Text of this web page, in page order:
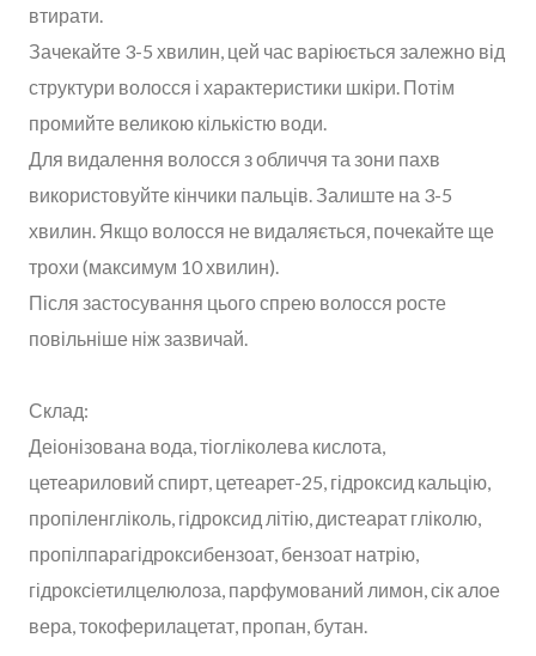
втирати.
Зачекайте 3-5 хвилин, цей час варіюється залежно від
структури волосся і характеристики шкіри. Потім
промийте великою кількістю води.
Для видалення волосся з обличчя та зони пахв
використовуйте кінчики пальців. Залиште на 3-5
хвилин. Якщо волосся не видаляється, почекайте ще
трохи (максимум 10 хвилин).
Після застосування цього спрею волосся росте
повільніше ніж зазвичай.
Склад:
Деіонізована вода, тіогліколева кислота,
цетеариловий спирт, цетеарет-25, гідроксид кальцію,
пропіленгліколь, гідроксид літію, дистеарат гліколю,
пропілпарагідроксибензоат, бензоат натрію,
гідроксіетилцелюлоза, парфумований лимон, сік алое
вера, токоферилацетат, пропан, бутан.